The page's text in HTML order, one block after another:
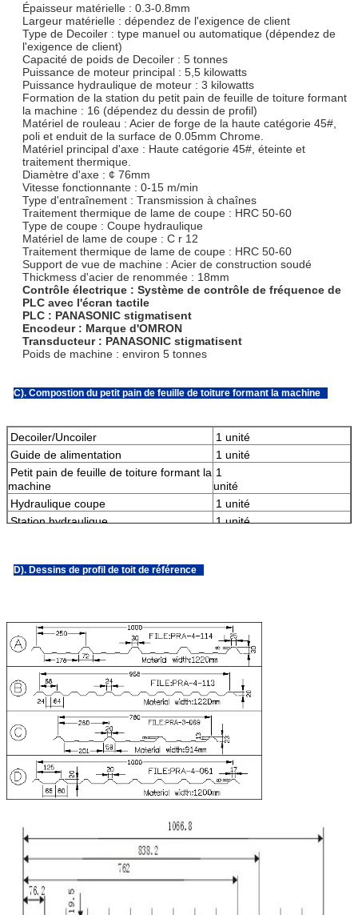
longueur.
Garantie de 1 an, service perpétuel de temps.
Nous pouvons également faire un petit pain fait sur commande
formant la machine, nous pouvons concevoir des machines selon
vos caractéristiques et des dessins de profil, toutes nos machines
sont adaptés aux besoins du client.
Épaisseur matérielle : 0.3-0.8mm
Largeur matérielle : dépendez de l'exigence de client
Type de Decoiler : type manuel ou automatique (dépendez de
l'exigence de client)
Capacité de poids de Decoiler : 5 tonnes
Puissance de moteur principal : 5,5 kilowatts
Puissance hydraulique de moteur : 3 kilowatts
Formation de la station du petit pain de feuille de toiture formant
la machine : 16 (dépendez du dessin de profil)
Matériel de rouleau : Acier de forge de la haute catégorie 45#,
poli et enduit de la surface de 0.05mm Chrome.
Matériel principal d'axe : Haute catégorie 45#, éteinte et
traitement thermique.
Diamètre d'axe : ¢ 76mm
Vitesse fonctionnante : 0-15 m/min
Type d'entraînement : Transmission à chaînes
Traitement thermique de lame de coupe : HRC 50-60
Type de coupe : Coupe hydraulique
Matériel de lame de coupe : C r 12
Traitement thermique de lame de coupe : HRC 50-60
Support de vue de machine : Acier de construction soudé
Thickmess d'acier de renommée : 18mm
Contrôle électrique : Système de contrôle de fréquence de
PLC avec l'écran tactile
PLC : PANASONIC stigmatisent
Encodeur : Marque d'OMRON
Transducteur : PANASONIC stigmatisent
Poids de machine : environ 5 tonnes
C). Compostion du petit pain de feuille de toiture formant la machine
Decoiler/Uncoiler
1 unité
Guide de alimentation
1 unité
Petit pain de feuille de toiture formant la
machine
1
unité
Hydraulique coupe
1 unité
Station hydraulique
1 unité
D). Dessins de profil de toit de référence